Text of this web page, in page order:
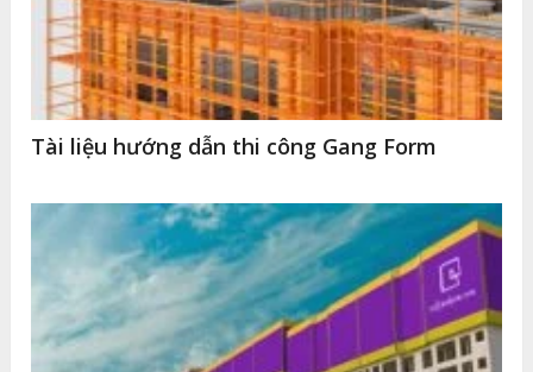
Tài liệu hướng dẫn thi công Gang Form